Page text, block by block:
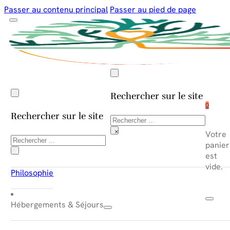
Passer au contenu principal Passer au pied de page
Rechercher sur le site
Rechercher
×
0
Votre
panier
est
vide.
Rechercher sur le site
Rechercher
×
Philosophie
Hébergements & Séjours